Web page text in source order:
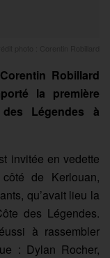
Robillard
la première
Légendes à
invitée en vedette
de Kerlouan,
qu’avait lieu la
des Légendes.
à rassembler
: Dylan Rocher,